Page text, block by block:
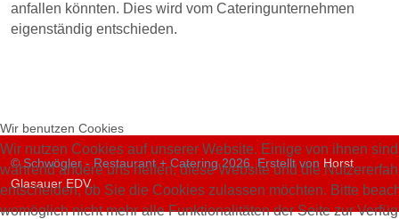
anfallen könnten. Dies wird vom Cateringunternehmen
eigenständig entschieden.
© Schwögler - Restaurant + Catering 2026, Erstellt von Horst
Glasauer EDV.
Wir benutzen Cookies
Wir nutzen Cookies auf unserer Website. Einige von ihnen
während andere uns helfen, diese Website und die
entscheiden, ob Sie die Cookies zulassen möchten. Bitte
womöglich nicht mehr alle Funktionalitäten der Seite zur